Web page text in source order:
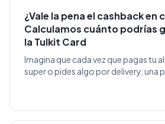
¿Vale la pena el cashback en
Calculamos cuánto podrías
la Tulkit Card
Imagina que cada vez que pagas tu
super o pides algo por delivery, una